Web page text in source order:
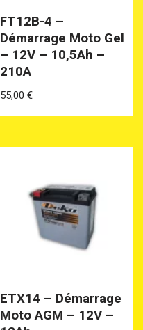
FT12B-4 –
Démarrage Moto Gel
– 12V – 10,5Ah –
210A
55,00€
ETX14 – Démarrage
Moto AGM – 12V –